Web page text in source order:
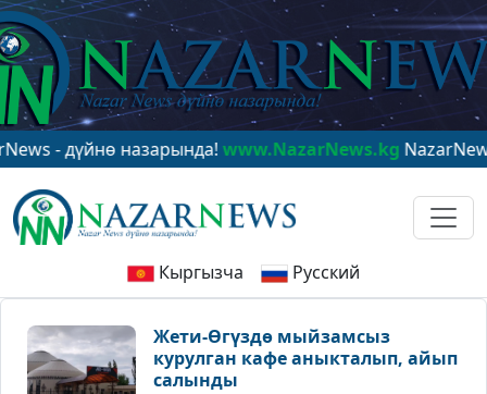
дүйнө назарында!www.NazarNews.kgNazarNews - в
Кыргызча Русский
Жети-Өгүздө мыйзамсыз
курулган кафе аныкталып, айып
салынды